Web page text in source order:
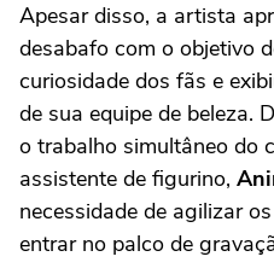
Apesar disso, a artista
desabafo com o objetivo
curiosidade dos fãs e
de sua equipe de beleza.
o trabalho simultâneo do
assistente de figurino,
necessidade de agilizar
entrar no palco de